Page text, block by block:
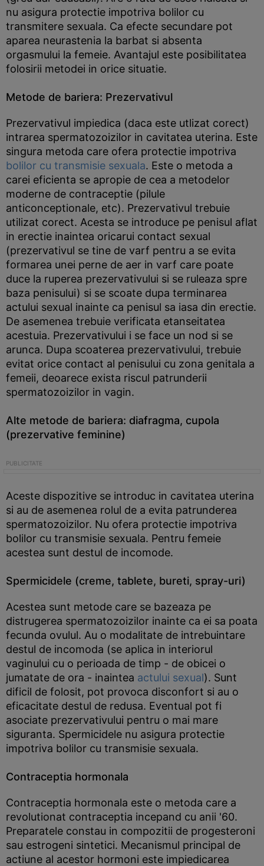
nu asigura protectie impotriva bolilor cu
transmitere sexuala. Ca efecte secundare pot
aparea neurastenia la barbat si absenta
orgasmului la femeie. Avantajul este posibilitatea
folosirii metodei in orice situatie.
Metode de bariera: Prezervativul
Prezervativul impiedica (daca este utlizat corect)
intrarea spermatozoizilor in cavitatea uterina. Este
singura metoda care ofera protectie impotriva
bolilor cu transmisie sexuala. Este o metoda a
carei eficienta se apropie de cea a metodelor
moderne de contraceptie (pilule
anticonceptionale, etc). Prezervativul trebuie
utilizat corect. Acesta se introduce pe penisul aflat
in erectie inaintea oricarui contact sexual
(prezervativul se tine de varf pentru a se evita
formarea unei perne de aer in varf care poate
duce la ruperea prezervativului si se ruleaza spre
baza penisului) si se scoate dupa terminarea
actului sexual inainte ca penisul sa iasa din erectie.
De asemenea trebuie verificata etanseitatea
acestuia. Prezervativului i se face un nod si se
arunca. Dupa scoaterea prezervativului, trebuie
evitat orice contact al penisului cu zona genitala a
femeii, deoarece exista riscul patrunderii
spermatozoizilor in vagin.
Alte metode de bariera: diafragma, cupola
(prezervative feminine)
Aceste dispozitive se introduc in cavitatea uterina
si au de asemenea rolul de a evita patrunderea
spermatozoizilor. Nu ofera protectie impotriva
bolilor cu transmisie sexuala. Pentru femeie
acestea sunt destul de incomode.
Spermicidele (creme, tablete, bureti, spray-uri)
Acestea sunt metode care se bazeaza pe
distrugerea spermatozoizilor inainte ca ei sa poata
fecunda ovulul. Au o modalitate de intrebuintare
destul de incomoda (se aplica in interiorul
vaginului cu o perioada de timp - de obicei o
jumatate de ora - inaintea actului sexual). Sunt
dificil de folosit, pot provoca disconfort si au o
eficacitate destul de redusa. Eventual pot fi
asociate prezervativului pentru o mai mare
siguranta. Spermicidele nu asigura protectie
impotriva bolilor cu transmisie sexuala.
Contraceptia hormonala
Contraceptia hormonala este o metoda care a
revolutionat contraceptia incepand cu anii '60.
Preparatele constau in compozitii de progesteroni
sau estrogeni sintetici. Mecanismul principal de
actiune al acestor hormoni este impiedicarea